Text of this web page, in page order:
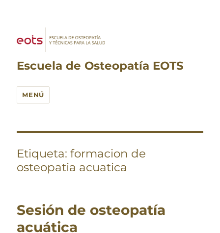
Escuela de Osteopatía EOTS
MENÚ
Etiqueta:formacion de
osteopatia acuatica
Sesión de osteopatía
acuática